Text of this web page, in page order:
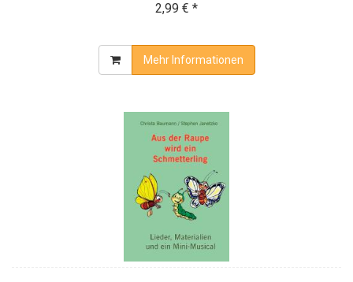
2,99 € *
Mehr Informationen